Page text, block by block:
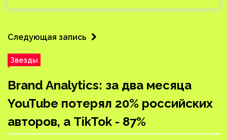
Следующая запись
Звезды
Вrand Analytics: за два месяца
YouTube потерял 20% российских
авторов, а TikTok - 87%